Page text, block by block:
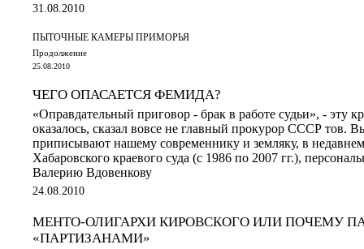
31.08.2010
ПЫТОЧНЫЕ КАМЕРЫ ПРИМОРЬЯ
Продолжение
25.08.2010
ЧЕГО ОПАСАЕТСЯ ФЕМИДА?
«Оправдательный приговор - брак в работе судьи», - эту
оказалось, сказал вовсе не главный прокурор СССР тов.
приписывают нашему современнику и земляку, в
Хабаровского краевого суда (с 1986 по 2007 гг.),
Валерию Вдовенкову
24.08.2010
МЕНТО-ОЛИГАРХИ КИРОВСКОГО ИЛИ ПОЧЕМУ
«ПАРТИЗАНАМИ»